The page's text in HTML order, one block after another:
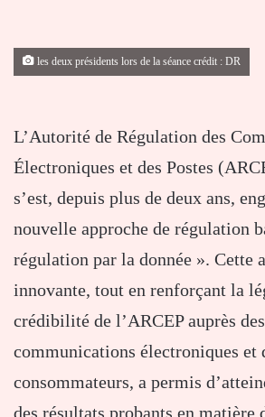
les deux présidents lors de la séance crédit : DR
L’Autorité de Régulation des
Électroniques et des Postes
s’est, depuis plus de deux ans,
nouvelle approche de régulation
régulation par la donnée ». Cette
innovante, tout en renforçant la
crédibilité de l’ARCEP auprès
communications électroniques et
consommateurs, a permis
des résultats probants en matière